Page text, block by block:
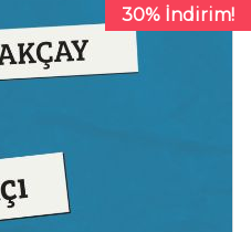
30% İndirim!